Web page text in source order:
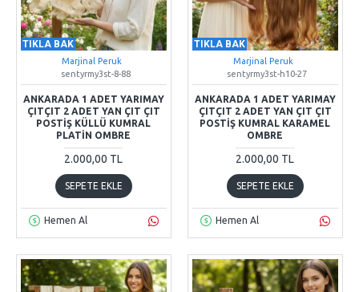
TIKLA BAK
Marjinal Peruk
sentyrmy3st-8-88
ANKARADA 1 ADET YARIMAY
ÇITÇIT 2 ADET YAN ÇIT ÇIT
POSTIŞ KÜLLÜ KUMRAL
PLATIN OMBRE
2.000,00 TL
SEPETE EKLE
Hemen Al
TIKLA BAK
Marjinal Peruk
sentyrmy3st-h10-27
ANKARADA 1 ADET YARIMAY
ÇITÇIT 2 ADET YAN ÇIT ÇIT
POSTIŞ KUMRAL KARAMEL
OMBRE
2.000,00 TL
SEPETE EKLE
Hemen Al